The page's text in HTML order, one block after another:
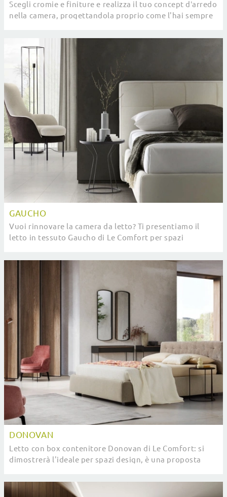
Scegli cromie e finiture e realizza il tuo concept d’arredo
nella camera, progettandola proprio come l'hai sempre
GAUCHO
Vuoi rinnovare la camera da letto? Ti presentiamo il
letto in tessuto Gaucho di Le Comfort per spazi
DONOVAN
Letto con box contenitore Donovan di Le Comfort: si
dimostrerà l'ideale per spazi design, è una proposta